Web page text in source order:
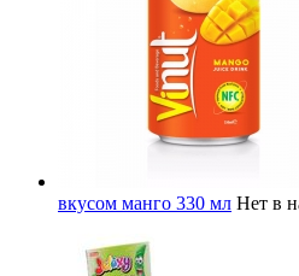
вкусом манго 330 мл Нет в